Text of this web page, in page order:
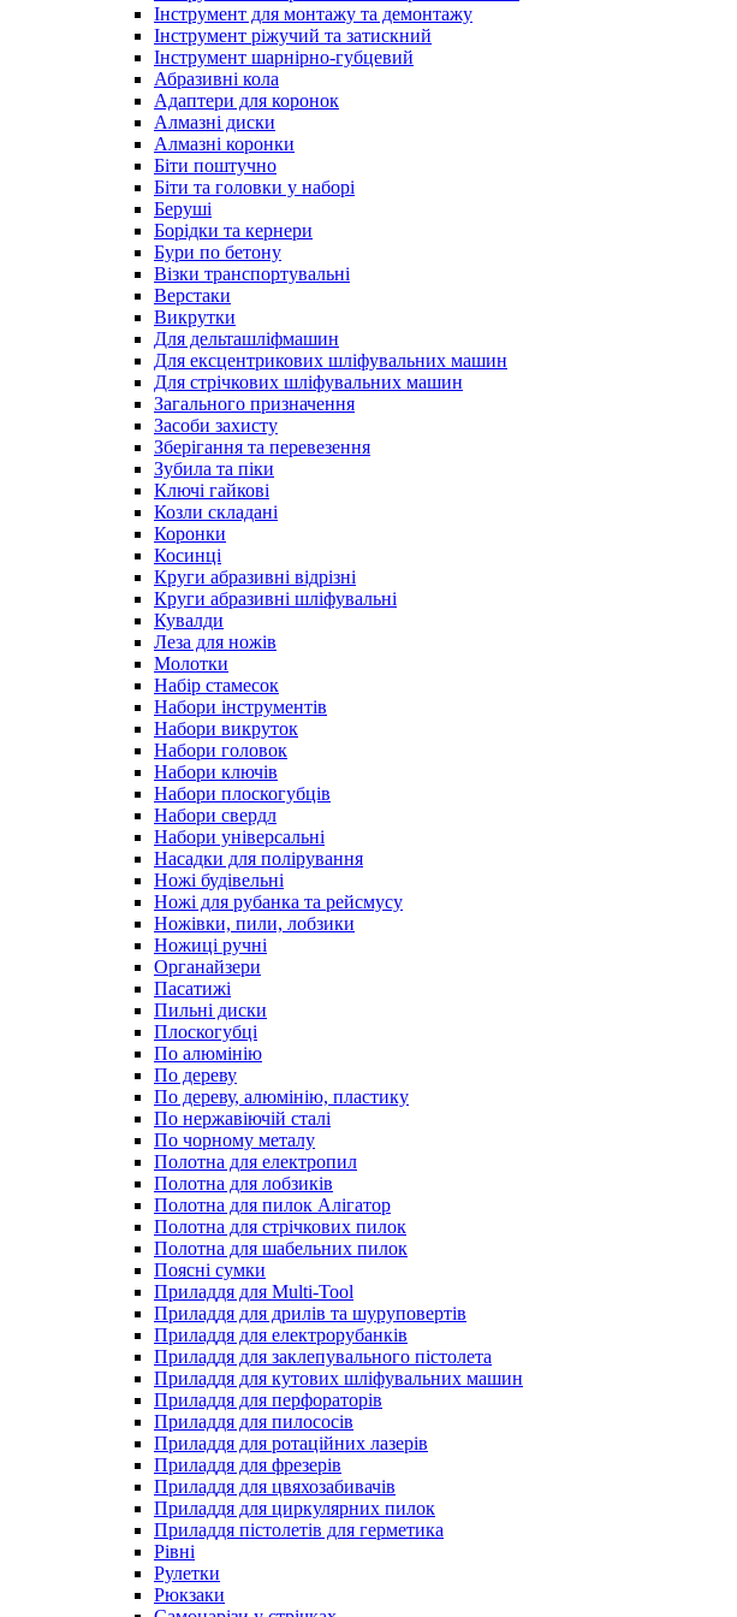
Інструмент для монтажу та демонтажу
Інструмент ріжучий та затискний
Інструмент шарнірно-губцевий
Абразивні кола
Адаптери для коронок
Алмазні диски
Алмазні коронки
Біти поштучно
Біти та головки у наборі
Беруші
Борідки та кернери
Бури по бетону
Візки транспортувальні
Верстаки
Викрутки
Для дельташліфмашин
Для ексцентрикових шліфувальних машин
Для стрічкових шліфувальних машин
Загального призначення
Засоби захисту
Зберігання та перевезення
Зубила та піки
Ключі гайкові
Козли складані
Коронки
Косинці
Круги абразивні відрізні
Круги абразивні шліфувальні
Кувалди
Леза для ножів
Молотки
Набір стамесок
Набори інструментів
Набори викруток
Набори головок
Набори ключів
Набори плоскогубців
Набори свердл
Набори універсальні
Насадки для полірування
Ножі будівельні
Ножі для рубанка та рейсмусу
Ножівки, пили, лобзики
Ножиці ручні
Органайзери
Пасатижі
Пильні диски
Плоскогубці
По алюмінію
По дереву
По дереву, алюмінію, пластику
По нержавіючій сталі
По чорному металу
Полотна для електропил
Полотна для лобзиків
Полотна для пилок Алігатор
Полотна для стрічкових пилок
Полотна для шабельних пилок
Поясні сумки
Приладдя для Multi-Tool
Приладдя для дрилів та шуруповертів
Приладдя для електрорубанків
Приладдя для заклепувального пістолета
Приладдя для кутових шліфувальних машин
Приладдя для перфораторів
Приладдя для пилососів
Приладдя для ротаційних лазерів
Приладдя для фрезерів
Приладдя для цвяхозабивачів
Приладдя для циркулярних пилок
Приладдя пістолетів для герметика
Рівні
Рулетки
Рюкзаки